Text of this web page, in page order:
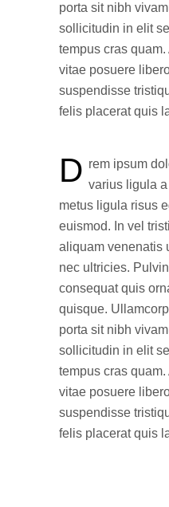
porta sit nibh
sollicitudin in elit
tempus cras
vitae posuere
suspendisse
felis placerat quis
D rem ipsum
varius ligula
metus ligula risus
euismod. In vel
aliquam venenatis
nec ultricies.
consequat quis
quisque.
porta sit nibh
sollicitudin in elit
tempus cras
vitae posuere
suspendisse
felis placerat quis